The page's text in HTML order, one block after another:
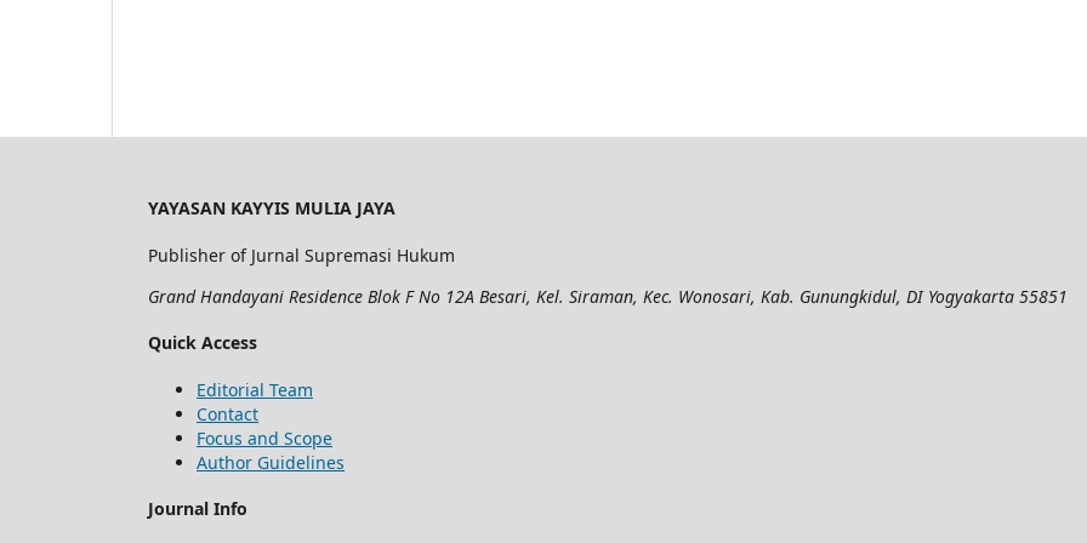
YAYASAN KAYYIS MULIA JAYA
Publisher of Jurnal Supremasi Hukum
Grand Handayani Residence Blok F No 12A Besari, Kel. Siraman, Kec. Wonosari, Kab. Gunungkidul, DI Yogyakarta 55851
Quick Access
Editorial Team
Contact
Focus and Scope
Author Guidelines
Journal Info